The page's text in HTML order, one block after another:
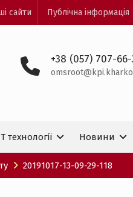
сайти Публічна інформація
+38 (057) 707-
технологiї Новини
20191017-13-09-29-118